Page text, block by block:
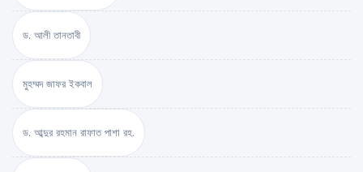
ড. আলী তানতাবী
মুহম্মদ জাফর ইকবাল
ড. আব্দুর রহমান রাফাত পাশা রহ.